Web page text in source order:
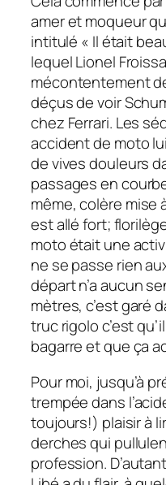
amer et moqueur
intitulé « Il était
lequel Lionel
mécontentement
déçus de voir
chez Ferrari. Les
accident de moto
de vives douleurs
passages en
même, colère mise
est alléfort;
moto était une
ne se passe rien
départ n’a aucun
mètres, c’est garé
truc rigolo c’est
bagarre et que ça
Pour moi, jusqu’à
trempée dans
toujours!) plaisir à
derches qui
profession.